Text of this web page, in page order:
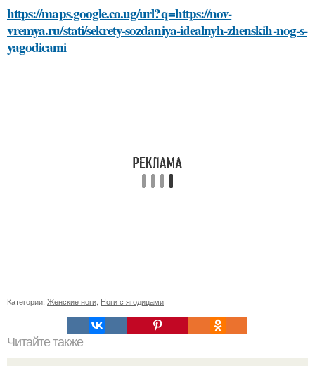
https://maps.google.co.ug/url?q=https://nov-
vremya.ru/stati/sekrety-sozdaniya-idealnyh-zhenskih-nog-s-
yagodicami
Категории: Женские ноги Ноги с ягодицами
Читайте также